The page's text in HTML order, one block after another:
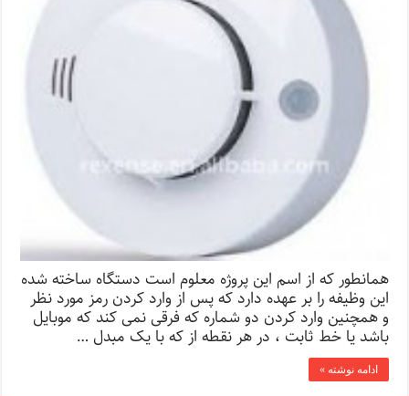
همانطور که از اسم این پروژه معلوم است دستگاه ساخته شده
این وظیفه را بر عهده دارد که پس از وارد کردن رمز مورد نظر
و همچنین وارد کردن دو شماره که فرقی نمی کند که موبایل
باشد یا خط ثابت ، در هر نقطه از که با یک مبدل …
ادامه نوشته »